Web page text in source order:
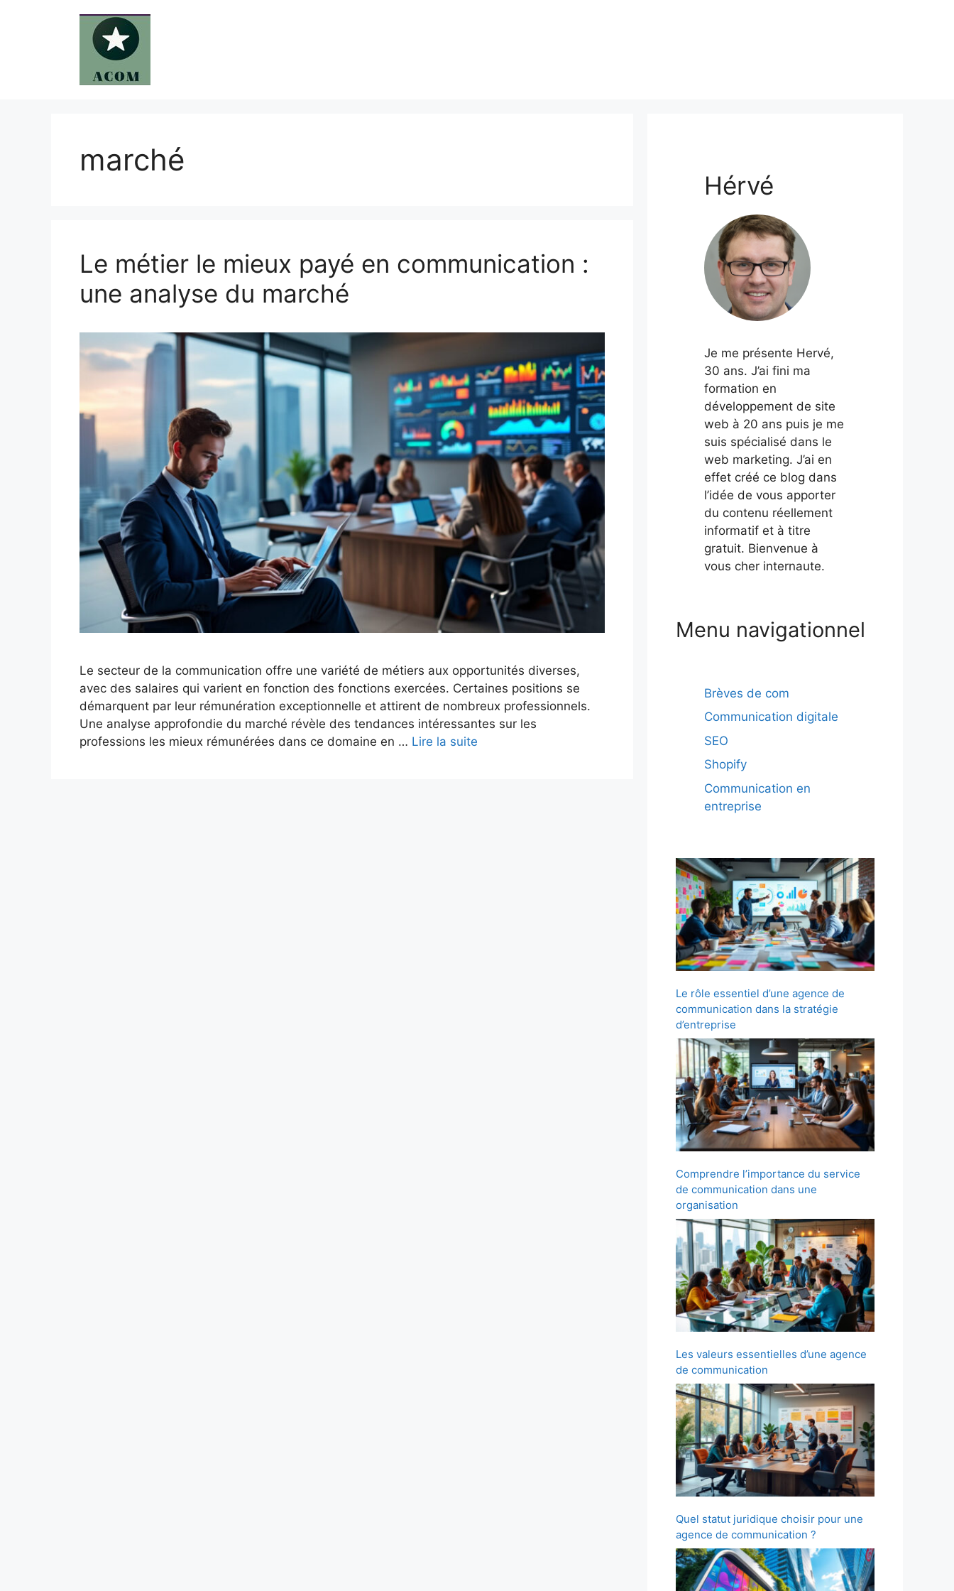
marché
Le métier le mieux payé en communication :
une analyse du marché
Le secteur de la communication offre une variété de métiers aux opportunités diverses,
avec des salaires qui varient en fonction des fonctions exercées. Certaines positions se
démarquent par leur rémunération exceptionnelle et attirent de nombreux professionnels.
Une analyse approfondie du marché révèle des tendances intéressantes sur les
professions les mieux rémunérées dans ce domaine en … Lire la suite
Hérvé
Je me présente Hervé,
30 ans. J’ai fini ma
formation en
développement de site
web à 20 ans puis je me
suis spécialisé dans le
web marketing. J’ai en
effet créé ce blog dans
l’idée de vous apporter
du contenu réellement
informatif et à titre
gratuit. Bienvenue à
vous cher internaute.
Menu navigationnel
Brèves de com
Communication digitale
SEO
Shopify
Communication en
entreprise
Le rôle essentiel d’une agence de
communication dans la stratégie
d’entreprise
Comprendre l’importance du service
de communication dans une
organisation
Les valeurs essentielles d’une agence
de communication
Quel statut juridique choisir pour une
agence de communication ?